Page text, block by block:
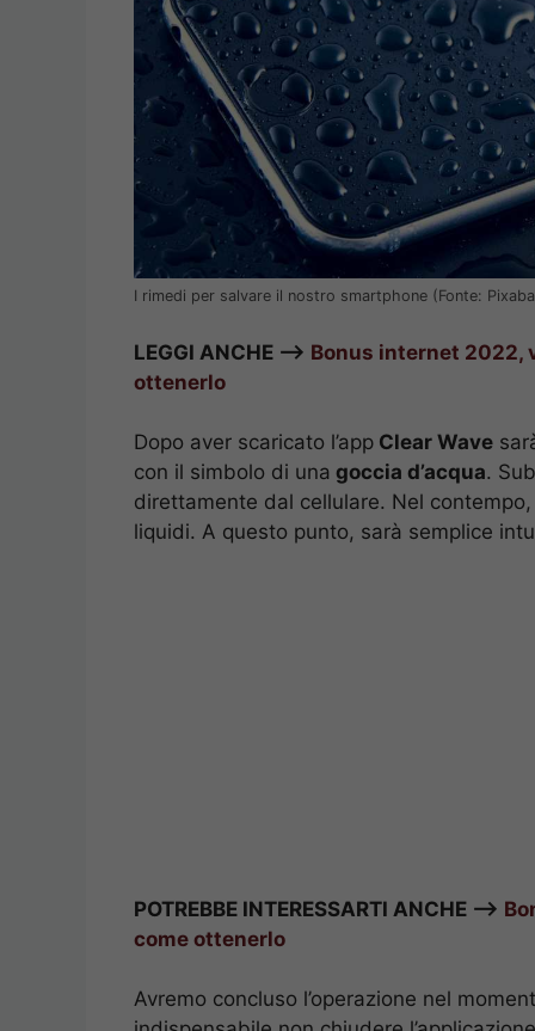
I rimedi per salvare il nostro smartphone (Fonte:
LEGGI ANCHE —> Bonus internet 2022,
ottenerlo
Dopo aver scaricato l’app Clear Wave
con il simbolo di una goccia d’acqua.
direttamente dal cellulare. Nel
liquidi. A questo punto, sarà semplice
POTREBBE INTERESSARTI ANCHE —>
come ottenerlo
Avremo concluso l’operazione nel